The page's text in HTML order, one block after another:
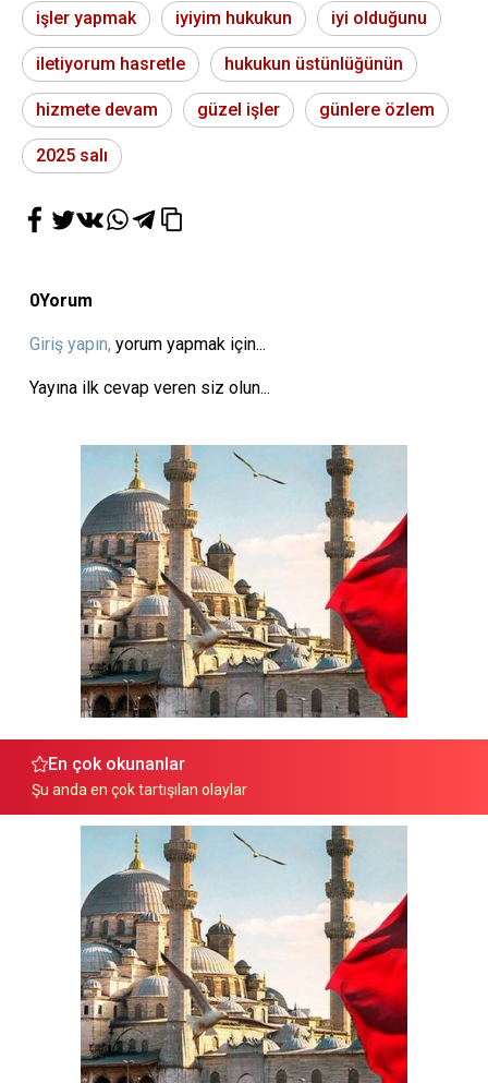
işler yapmak iyiyim hukukun iyi olduğunu
iletiyorum hasretle hukukun üstünlüğünün
hizmete devam güzel işler günlere özlem
2025 salı
0Yorum
Giriş yapın, yorum yapmak için...
Yayına ilk cevap veren siz olun...
En çok okunanlar
Şu anda en çok tartışılan olaylar